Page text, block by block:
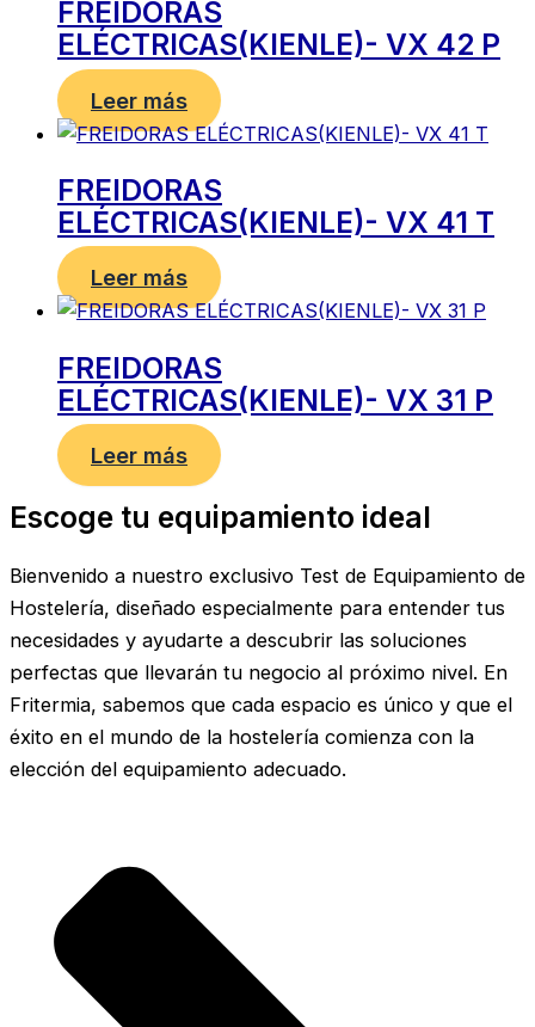
FREIDORAS
ELÉCTRICAS(KIENLE)- VX 42 P
Leer más
FREIDORAS
ELÉCTRICAS(KIENLE)- VX 41 T
Leer más
FREIDORAS
ELÉCTRICAS(KIENLE)- VX 31 P
Leer más
Escoge tu equipamiento ideal
Bienvenido a nuestro exclusivo Test de Equipamiento de
Hostelería, diseñado especialmente para entender tus
necesidades y ayudarte a descubrir las soluciones
perfectas que llevarán tu negocio al próximo nivel. En
Fritermia, sabemos que cada espacio es único y que el
éxito en el mundo de la hostelería comienza con la
elección del equipamiento adecuado.